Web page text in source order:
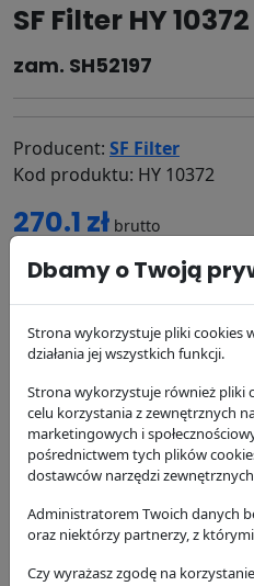
SF Filter HY 10372
zam. SH52197
Producent: SF Filter
Kod produktu: HY 10372
270.1 zł brutto
DODAJ
dostępność:w magazynie
wysyłka:24/48 h
Zamienniki Cross
Dostawa i płatność
Zamienniki - Filtr
137,19 zł
Dbamy o Twoją
Strona wykorzystuje pliki cookies
działania jej wszystkich funkcji.
Strona wykorzystuje również pliki
celu korzystania z zewnętrznych
marketingowych i
pośrednictwem tych plików
dostawców narzędzi
Administratorem Twoich danych
oraz niektórzy partnerzy, z
Czy wyrażasz zgodę na